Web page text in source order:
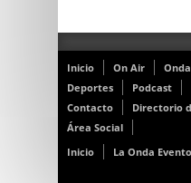
Inicio On Air
Deportes
Podcast
Contacto
Directorio
Área Social
Inicio
La Onda